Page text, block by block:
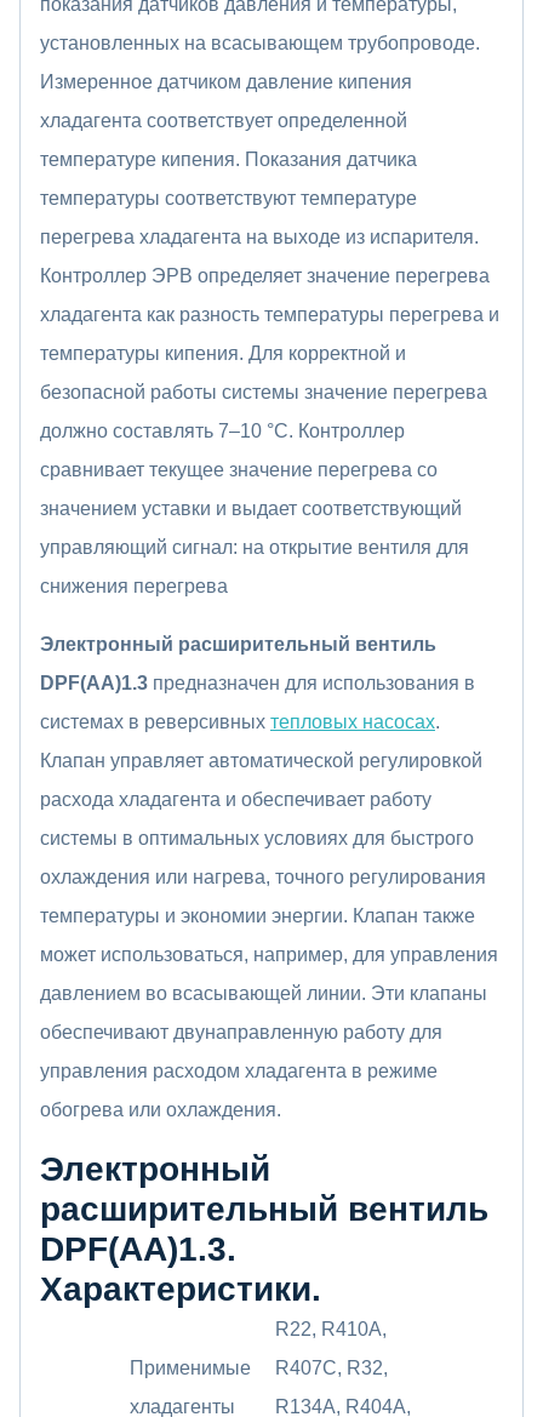
установленных на всасывающем трубопроводе.
Измеренное датчиком давление кипения
хладагента соответствует определенной
температуре кипения. Показания датчика
температуры соответствуют температуре
перегрева хладагента на выходе из испарителя.
Контроллер ЭРВ определяет значение перегрева
хладагента как разность температуры перегрева и
температуры кипения. Для корректной и
безопасной работы системы значение перегрева
должно составлять 7–10 °С. Контроллер
сравнивает текущее значение перегрева со
значением уставки и выдает соответствующий
управляющий сигнал: на открытие вентиля для
снижения перегрева
Электронный расширительный вентиль
DPF(AA)1.3 предназначен для использования в
системах в реверсивных тепловых насосах.
Клапан управляет автоматической регулировкой
расхода хладагента и обеспечивает работу
системы в оптимальных условиях для быстрого
охлаждения или нагрева, точного регулирования
температуры и экономии энергии. Клапан также
может использоваться, например, для управления
давлением во всасывающей линии. Эти клапаны
обеспечивают двунаправленную работу для
управления расходом хладагента в режиме
обогрева или охлаждения.
Электронный
расширительный вентиль
DPF(AA)1.3.
Характеристики.
Применимые
хладагенты
R22, R410A,
R407C, R32,
R134A, R404A,